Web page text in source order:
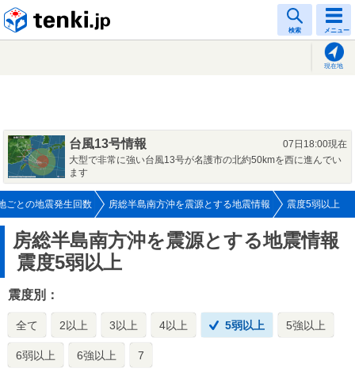
検索 メニュー
現在地
台風13号情報
07日18:00現在
大型で非常に強い台風13号が名護市の北約50kmを西に進んでい
ます
ごとの地震発生回数 房総半島南方沖を震源とする地震情報 震度5弱以上
房総半島南方沖を震源とする地震情報
震度5弱以上
震度別：
全て 2以上 3以上 4以上 5弱以上 5強以上
6弱以上 6強以上 7